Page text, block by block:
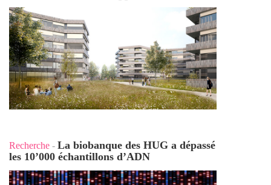
Recherche - La biobanque des HUG a dépassé
les 10’000 échantillons d’ADN